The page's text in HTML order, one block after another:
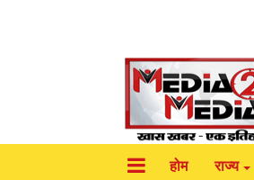
होम राज्य